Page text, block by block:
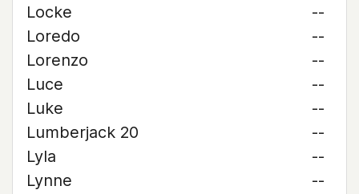
Locke
--
Loredo
--
Lorenzo
--
Luce
--
Luke
--
Lumberjack 20
--
Lyla
--
Lynne
--